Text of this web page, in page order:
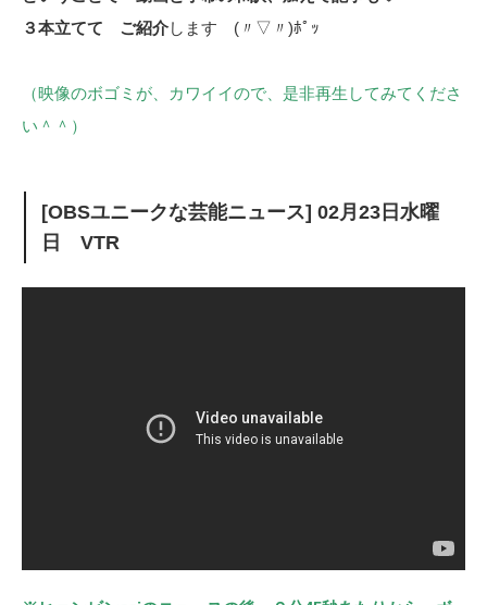
３本立てて ご紹介します (〃▽〃)ﾎﾟｯ
（映像のボゴミが、カワイイので、是非再生してみてくださ
い＾＾）
[OBSユニークな芸能ニュース] 02月23日水曜
日 VTR